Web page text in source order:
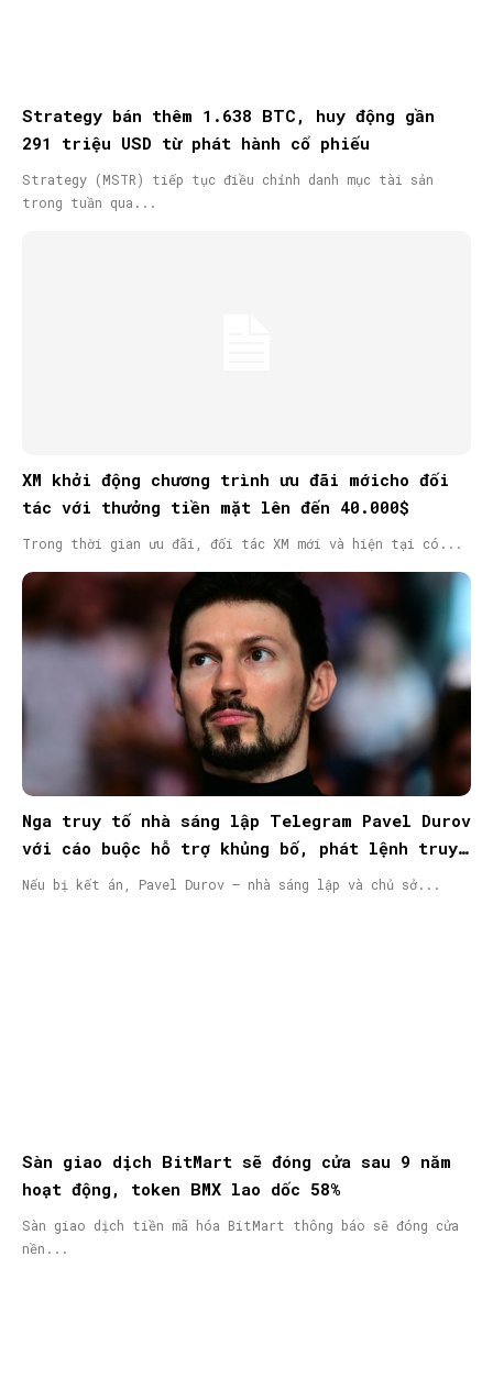
Strategy bán thêm 1.638 BTC, huy động gần
291 triệu USD từ phát hành cổ phiếu
Strategy (MSTR) tiếp tục điều chỉnh danh mục tài sản
trong tuần qua...
XM khởi động chương trình ưu đãi mớicho đối
tác với thưởng tiền mặt lên đến 40.000$
Trong thời gian ưu đãi, đối tác XM mới và hiện tại có...
Nga truy tố nhà sáng lập Telegram Pavel Durov
với cáo buộc hỗ trợ khủng bố, phát lệnh truy
nã quốc tế
Nếu bị kết án, Pavel Durov – nhà sáng lập và chủ sở...
Sàn giao dịch BitMart sẽ đóng cửa sau 9 năm
hoạt động, token BMX lao dốc 58%
Sàn giao dịch tiền mã hóa BitMart thông báo sẽ đóng cửa
nền...